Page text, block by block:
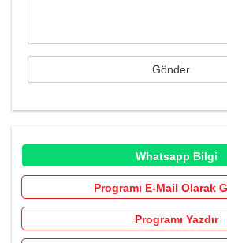
Whatsapp Bilgi
Programı E-Mail Olarak
Programı Yazdır